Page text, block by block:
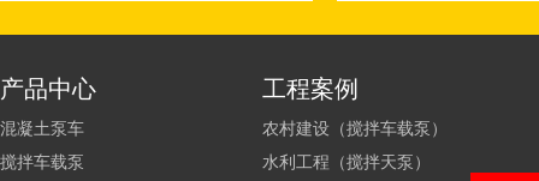
产品中心
混凝土泵车
搅拌车载泵
工程案例
农村建设（搅拌车载泵）
水利工程（搅拌天泵）